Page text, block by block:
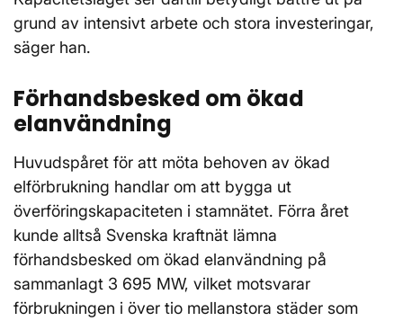
grund av intensivt arbete och stora investeringar,
säger han.
Förhandsbesked om ökad
elanvändning
Huvudspåret för att möta behoven av ökad
elförbrukning handlar om att bygga ut
överföringskapaciteten i stamnätet. Förra året
kunde alltså Svenska kraftnät lämna
förhandsbesked om ökad elanvändning på
sammanlagt 3 695 MW, vilket motsvarar
förbrukningen i över tio mellanstora städer som